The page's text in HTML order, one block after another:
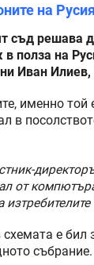
на Русия
съд решава
полза на
Иван Илиев,
именно
в
от
изтребителите
е
събрание.